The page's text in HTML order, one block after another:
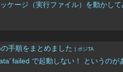
ケージ（実行ファイル）を動かして
手順をまとめました | ポジTA
failed で起動しない！ というのが